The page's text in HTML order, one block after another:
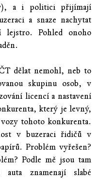
a i politici přijímají
a snaze nachytat
lejstro. Pohled onoho
dělat nemohl, neb to
skupinu osob, v
licencí a nastavení
který je levný,
tohoto konkurenta.
v buzeraci řidičů v
Problém vyřešen?
Podle mě jsou tam
znamenají slabé